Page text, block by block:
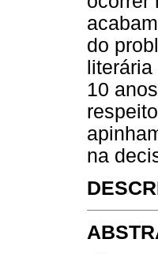
do
10
na